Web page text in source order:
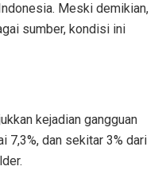
Meski demikian,
sumber, kondisi ini
kejadian gangguan
7,3%, dan sekitar 3% dari